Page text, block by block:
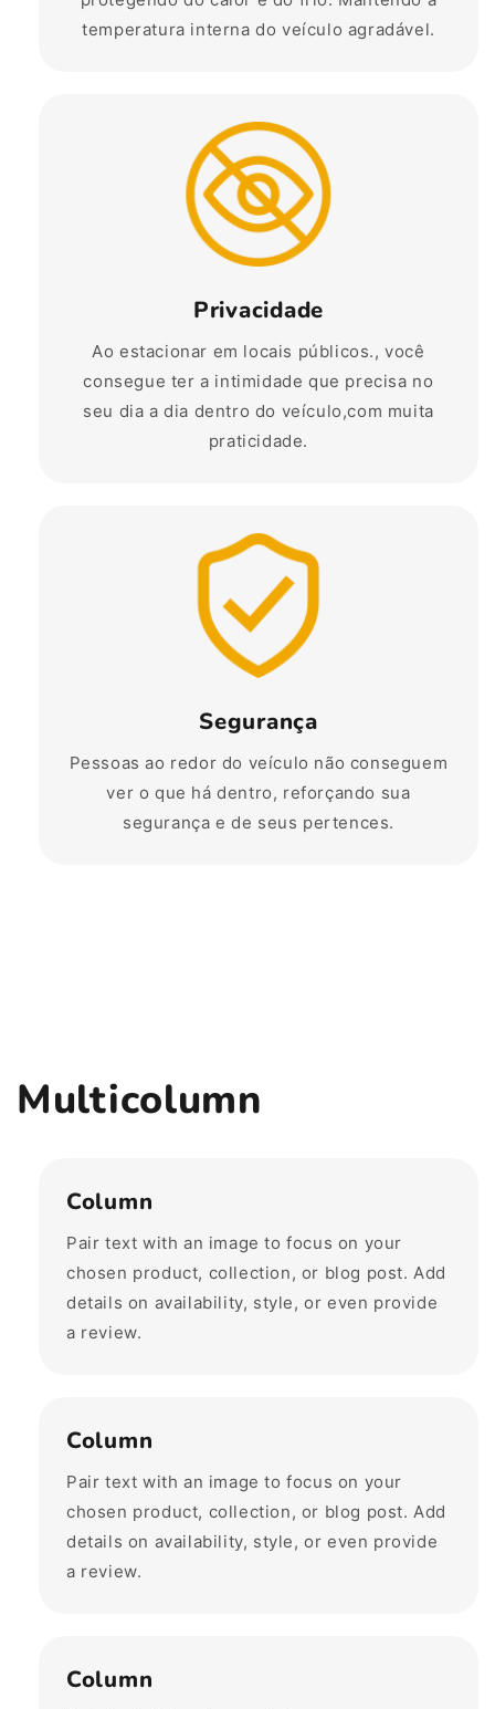
temperatura interna do veículo agradável.
Privacidade
Ao estacionar em locais públicos., você
consegue ter a intimidade que precisa no
seu dia a dia dentro do veículo,com muita
praticidade.
Segurança
Pessoas ao redor do veículo não conseguem
ver o que há dentro, reforçando sua
segurança e de seus pertences.
Multicolumn
Column
Pair text with an image to focus on your
chosen product, collection, or blog post. Add
details on availability, style, or even provide
a review.
Column
Pair text with an image to focus on your
chosen product, collection, or blog post. Add
details on availability, style, or even provide
a review.
Column